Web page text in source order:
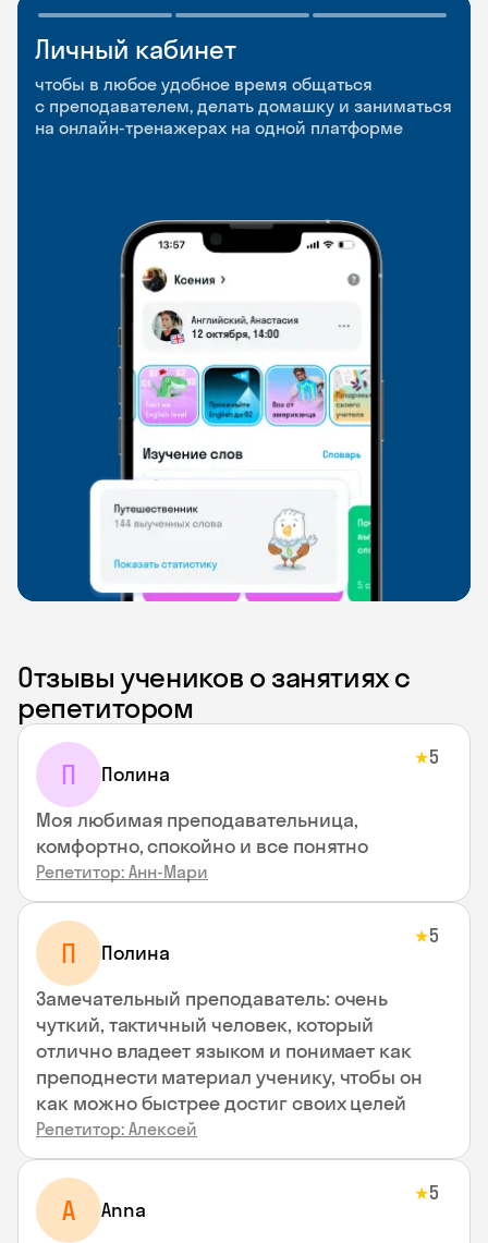
Личный кабинет
чтобы в любое удобное время общаться
с преподавателем, делать домашку и заниматься
на онлайн-тренажерах на одной платформе
Мобильное
приложение
чтобы заниматься и изучать новые слова где
и когда удобно
Разговорные клубы
и Talks
Групповые занятия для разговорной практики
и индивидуальные встречи с преподавателями
Отзывы учеников о занятиях с
репетитором
П Полина
★5
Моя любимая преподавательница,
комфортно, спокойно и все понятно
Репетитор: Анн-Мари
П Полина
★5
Замечательный преподаватель: очень
чуткий, тактичный человек, который
отлично владеет языком и понимает как
преподнести материал ученику, чтобы он
как можно быстрее достиг своих целей
Репетитор: Алексей
A Anna
★5